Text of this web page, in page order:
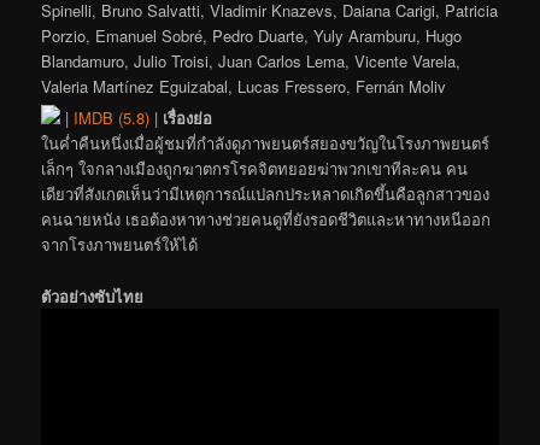
Spinelli, Bruno Salvatti, Vladimir Knazevs, Daiana Carigi, Patricia
Porzio, Emanuel Sobré, Pedro Duarte, Yuly Aramburu, Hugo
Blandamuro, Julio Troisi, Juan Carlos Lema, Vicente Varela,
Valeria Martínez Eguizabal, Lucas Fressero, Fernán Moliv
| IMDB (5.8) | เรื่องย่อ
ในค่ำคืนหนึ่งเมื่อผู้ชมที่กำลังดูภาพยนตร์สยองขวัญในโรงภาพยนตร์
เล็กๆ ใจกลางเมืองถูกฆาตกรโรคจิตทยอยฆ่าพวกเขาทีละคน คน
เดียวที่สังเกตเห็นว่ามีเหตุการณ์แปลกประหลาดเกิดขึ้นคือลูกสาวของ
คนฉายหนัง เธอต้องหาทางช่วยคนดูที่ยังรอดชีวิตและหาทางหนีออก
จากโรงภาพยนตร์ให้ได้
ตัวอย่างซับไทย